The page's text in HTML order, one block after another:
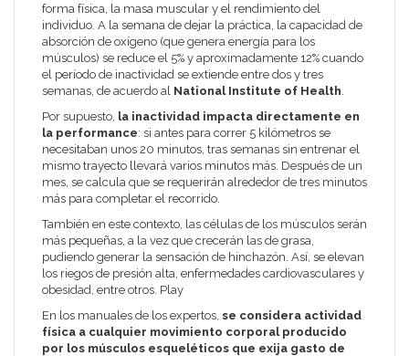
forma física, la masa muscular y el rendimiento del
individuo. A la semana de dejar la práctica, la capacidad de
absorción de oxígeno (que genera energía para los
músculos) se reduce el 5% y aproximadamente 12% cuando
el período de inactividad se extiende entre dos y tres
semanas, de acuerdo al National Institute of Health
Por supuesto, la inactividad impacta directamente en
la performance: si antes para correr 5 kilómetros se
necesitaban unos 20 minutos, tras semanas sin entrenar el
mismo trayecto llevará varios minutos más. Después de un
mes, se calcula que se requerirán alrededor de tres minutos
más para completar el recorrido.
También en este contexto, las células de los músculos serán
más pequeñas, a la vez que crecerán las de grasa,
pudiendo generar la sensación de hinchazón. Así, se elevan
los riegos de presión alta, enfermedades cardiovasculares y
obesidad, entre otros. Play
En los manuales de los expertos, se considera actividad
física a cualquier movimiento corporal producido
por los músculos esqueléticos que exija gasto de